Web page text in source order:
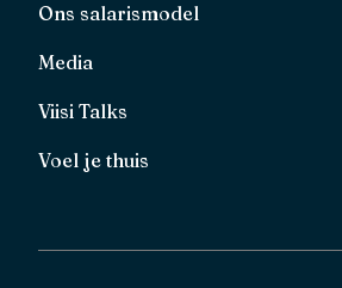
Ons salarismodel
Media
Viisi Talks
Voel je thuis